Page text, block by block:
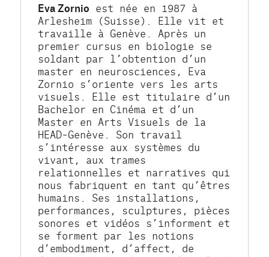
Eva Zornio est née en 1987 à
Arlesheim (Suisse). Elle vit et
travaille à Genève. Après un
premier cursus en biologie se
soldant par l’obtention d’un
master en neurosciences, Eva
Zornio s’oriente vers les arts
visuels. Elle est titulaire d’un
Bachelor en Cinéma et d’un
Master en Arts Visuels de la
HEAD–Genève. Son travail
s’intéresse aux systèmes du
vivant, aux trames
relationnelles et narratives qui
nous fabriquent en tant qu’êtres
humains. Ses installations,
performances, sculptures, pièces
sonores et vidéos s’informent et
se forment par les notions
d’embodiment, d’affect, de